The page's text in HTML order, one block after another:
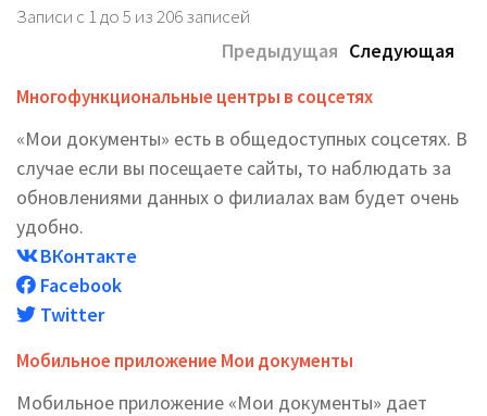
Записи с 1 до 5 из 206 записей
Предыдущая Следующая
Многофункциональные центры в соцсетях
«Мои документы» есть в общедоступных соцсетях. В
случае если вы посещаете сайты, то наблюдать за
обновлениями данных о филиалах вам будет очень
удобно.
ВКонтакте
Facebook
Twitter
Мобильное приложение Мои документы
Мобильное приложение «Мои документы» дает